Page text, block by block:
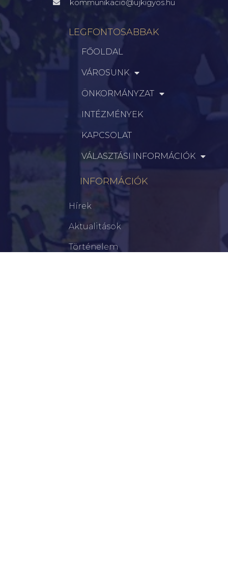
kommunikacio@ujkigyos.hu
LEGFONTOSABBAK
FŐOLDAL
VÁROSUNK
ÖNKORMÁNYZAT
INTÉZMÉNYEK
KAPCSOLAT
VÁLASZTÁSI INFORMÁCIÓK
INFORMÁCIÓK
Hírek
Aktualitások
Történelem